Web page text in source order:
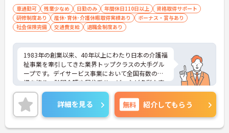
未経験やブランクがある方も安心です】
・困難事例があった際も主任ケアマネジャーと情報
共有やケース検討ができ必要に応じて同行訪問など
のサポートを受けられます
・一人ひとりの仕事量や状況に合わせて管理者が新
規の受け入れを調整するため業務過多にならず無理
なく働けます
・公的資格取得・自己啓発支援制度が整っており働
きながらケアマネジャーとしてのさらなるスキルア
ップを目指せます
【賞与過去実績最大105万円◎大手法人ならではの
充実した待遇や福利厚生が魅力です】
車通勤可 残業少なめ 日勤のみ 年間休日110日以上
資格取得サポート
研修制度あり
産休･育休･介護休暇取得実績あり
ボーナス・賞与あり
社会保険完備
交通費支給 退職金制度あり
1983年の創業以来、40年以上にわたり日本の介護福
祉事業を牽引してきた業界トップクラスの大手グル
ープです。デイサービス事業において全国有数の規
模を誇り、訪問介護や居住系サービスなど多彩な事
業を展開することで、地域のあらゆるニーズにワン
ストップで応える体制を確立しています。ダイバー
シティ経営を積極的に推進し、多様な人材が能力を
発揮できる職場環境の構築に注力している点も大き
な特色です。また、大規模災害を見据えたBCP（事
詳細を見る 無料 紹介してもらう